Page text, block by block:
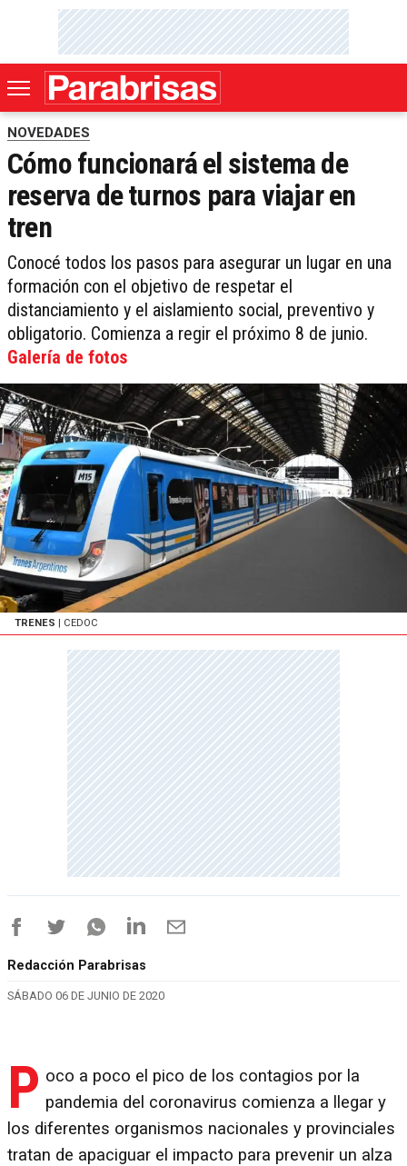
NOVEDADES
Cómo funcionará el sistema de
reserva de turnos para viajar en
tren
Conocé todos los pasos para asegurar un lugar en una
formación con el objetivo de respetar el
distanciamiento y el aislamiento social, preventivo y
obligatorio. Comienza a regir el próximo 8 de junio.
Galería de fotos
TRENES | CEDOC
Redacción Parabrisas
SÁBADO 06 DE JUNIO DE 2020
P oco a poco el pico de los contagios por la
pandemia del coronavirus comienza a llegar y
los diferentes organismos nacionales y provinciales
tratan de apaciguar el impacto para prevenir un alza